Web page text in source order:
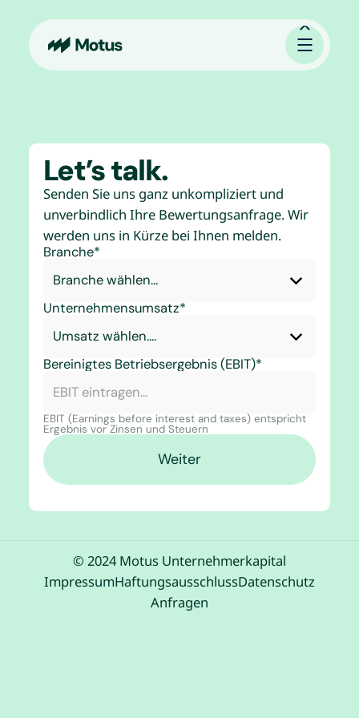
Let’s talk.
Senden Sie uns ganz unkompliziert und
unverbindlich Ihre Bewertungsanfrage. Wir
werden uns in Kürze bei Ihnen melden.
Branche*
Unternehmensumsatz*
Bereinigtes Betriebsergebnis (EBIT)*
EBIT (Earnings before interest and taxes) entspricht
Ergebnis vor Zinsen und Steuern
Weiter
© 2024 Motus Unternehmerkapital
ImpressumHaftungsausschlussDatenschutz
Anfragen